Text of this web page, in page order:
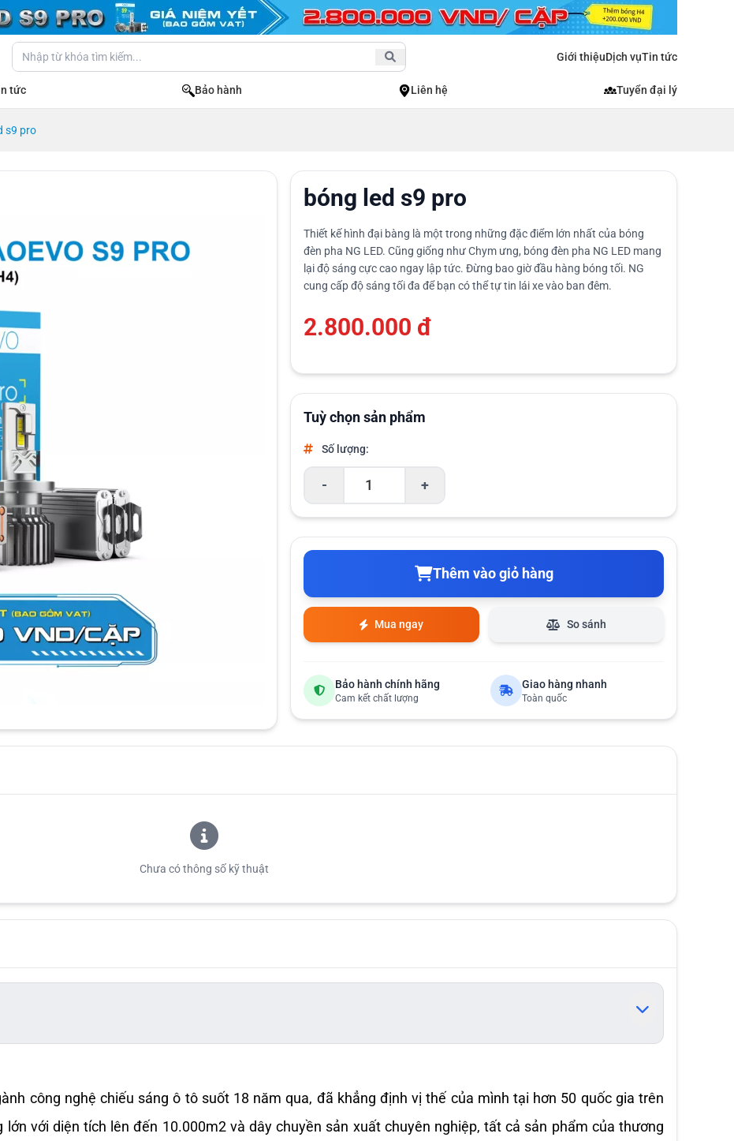
Giới thiệuDịch vụTin tức
tức Bảo hành Liên hệ Tuyển đại lý
s9 pro
bóng led s9 pro
Thiết kế hình đại bàng là một trong những đặc điểm lớn nhất của bóng
đèn pha NG LED. Cũng giống như Chym ưng, bóng đèn pha NG LED mang
lại độ sáng cực cao ngay lập tức. Đừng bao giờ đầu hàng bóng tối. NG
cung cấp độ sáng tối đa để bạn có thể tự tin lái xe vào ban đêm.
2.800.000 đ
Tuỳ chọn sản phẩm
Số lượng:
- +
Thêm vào giỏ hàng
Mua ngay So sánh
Bảo hành chính hãng
Cam kết chất lượng
Giao hàng nhanh
Toàn quốc
Chưa có thông số kỹ thuật
công nghệ chiếu sáng ô tô suốt 18 năm qua, đã khẳng định vị thế của mình tại hơn 50 quốc gia trên
với diện tích lên đến 10.000m2 và dây chuyền sản xuất chuyên nghiệp, tất cả sản phẩm của thương